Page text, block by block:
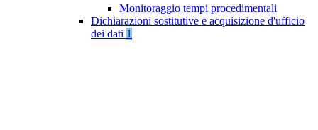
Monitoraggio tempi procedimentali
Dichiarazioni sostitutive e acquisizione d'ufficio
dei dati 1